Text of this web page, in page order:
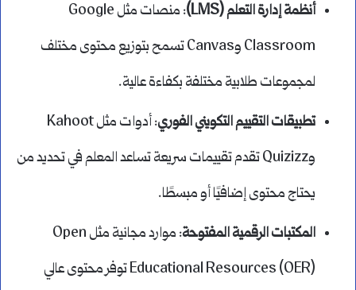
أنظمة إدارة التعلم (LMS)
: منصات مثل Google
Classroom وCanvas تسمح بتوزيع محتوى مختلف
لمجموعات طلابية مختلفة بكفاءة عالية.
تطبيقات التقييم التكويني الفوري
: أدوات مثل Kahoot
وQuizizz تقدم تقييمات سريعة تساعد المعلم في تحديد من
يحتاج محتوى إضافيًا أو مبسطًا.
المكتبات الرقمية المفتوحة
: موارد مجانية مثل Open
Educational Resources (OER) توفر محتوى عالي